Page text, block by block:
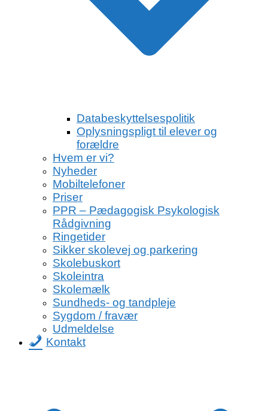
Databeskyttelsespolitik
Oplysningspligt til elever og
forældre
Hvem er vi?
Nyheder
Mobiltelefoner
Priser
PPR – Pædagogisk Psykologisk
Rådgivning
Ringetider
Sikker skolevej og parkering
Skolebuskort
Skoleintra
Skolemælk
Sundheds- og tandpleje
Sygdom / fravær
Udmeldelse
Kontakt